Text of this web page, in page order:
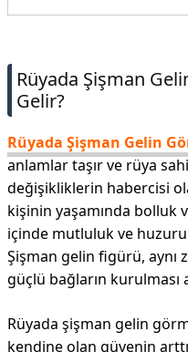
Rüyada Şişman
Gelir?
Rüyada Şişman Gelin
anlamlar taşır ve rüya
değişikliklerin habercisi
kişinin yaşamında bolluk
içinde mutluluk ve
Şişman gelin figürü, aynı
güçlü bağların kurulması
Rüyada şişman gelin
kendine olan güvenin